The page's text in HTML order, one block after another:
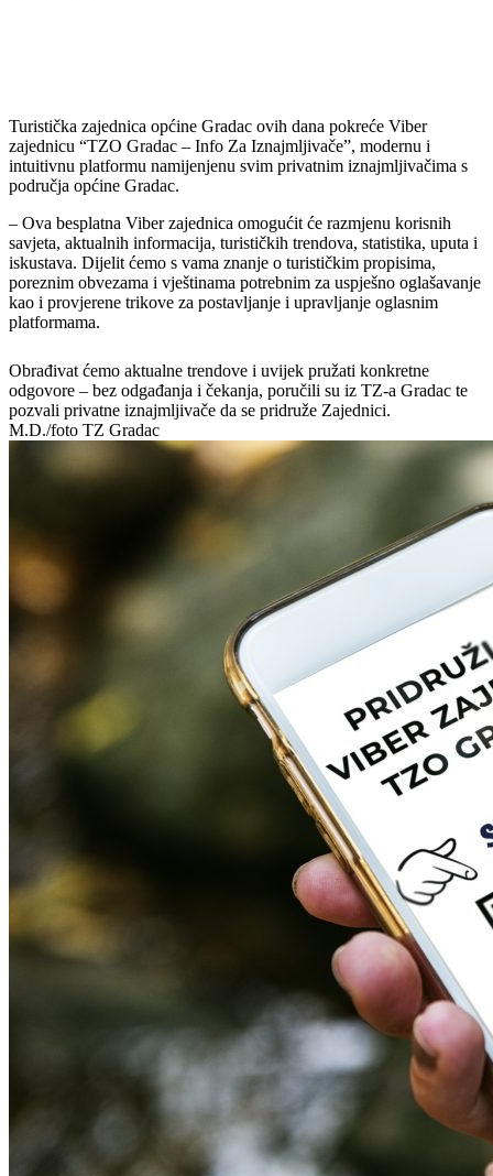
Turistička zajednica općine Gradac ovih dana pokreće Viber
zajednicu “TZO Gradac – Info Za Iznajmljivače”, modernu i
intuitivnu platformu namijenjenu svim privatnim iznajmljivačima s
područja općine Gradac.
– Ova besplatna Viber zajednica omogućit će razmjenu korisnih
savjeta, aktualnih informacija, turističkih trendova, statistika, uputa i
iskustava. Dijelit ćemo s vama znanje o turističkim propisima,
poreznim obvezama i vještinama potrebnim za uspješno oglašavanje
kao i provjerene trikove za postavljanje i upravljanje oglasnim
platformama.
Obrađivat ćemo aktualne trendove i uvijek pružati konkretne
odgovore – bez odgađanja i čekanja, poručili su iz TZ-a Gradac te
pozvali privatne iznajmljivače da se pridruže Zajednici.
M.D./foto TZ Gradac